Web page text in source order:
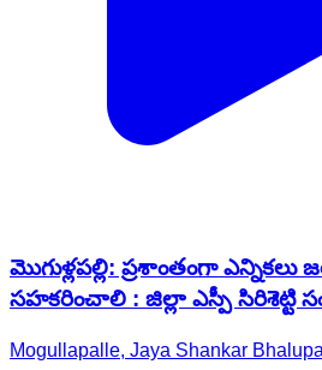
మొగుళ్లపల్లి: ప్రశాంతంగా ఎన్నికలు
సహకరించాలి : జిల్లా ఎస్పీ సిరిశెట్టి
Mogullapalle, Jaya Shankar